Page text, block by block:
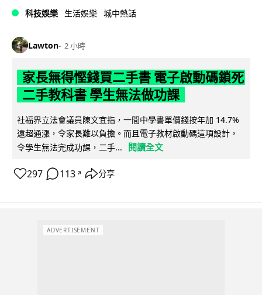
科技娛樂 生活娛樂 城中熱話
Lawton 2 小時
家長無得慳錢買二手書 電子啟動碼鎖死
二手教科書 學生無法做功課
社福界立法會議員陳文宜指，一間中學書單價錢按年加 14.7%
遠超通漲，令家長難以負擔。而且電子教材啟動碼這項設計，
令學生無法完成功課，二手...
閱讀全文
297 113 ↗ 分享
ADVERTISEMENT